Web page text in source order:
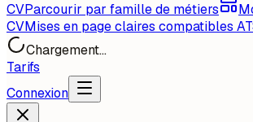
CVParcourir par famille de métiers
CVMises en page claires compatibles
Chargement...
Tarifs
Connexion